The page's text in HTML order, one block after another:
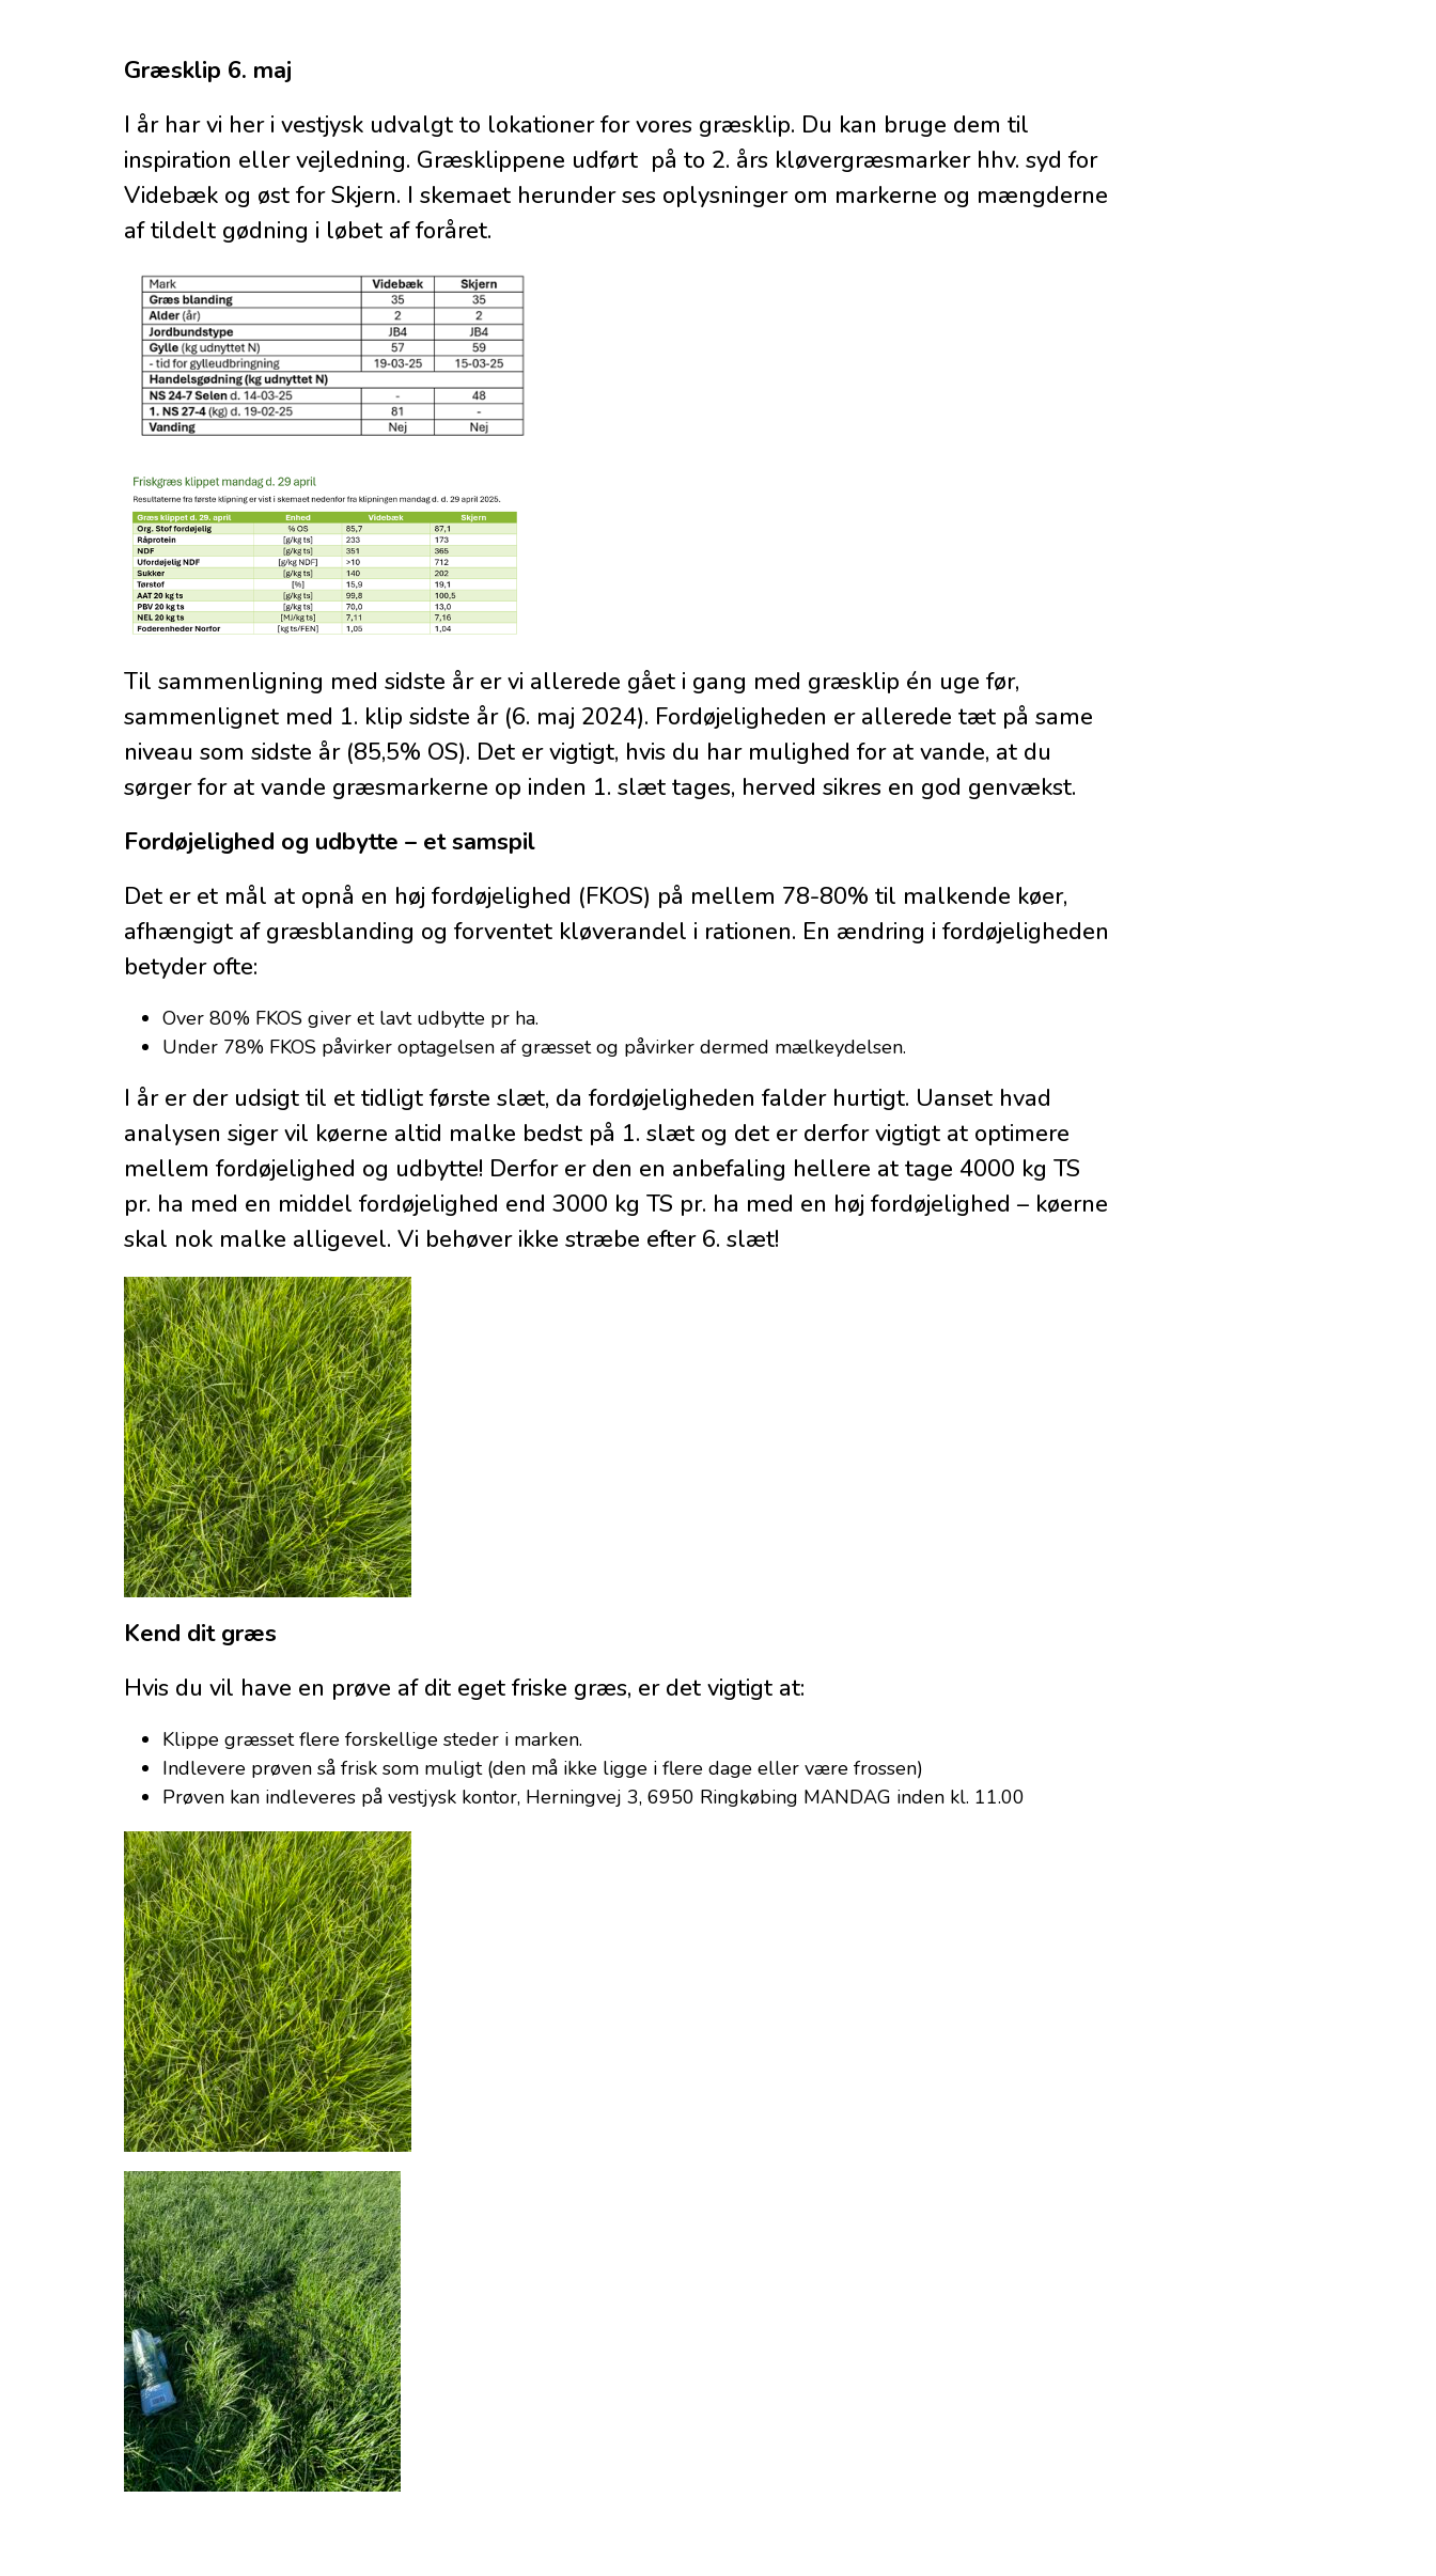
Græsklip 6. maj
I år har vi her i vestjysk udvalgt to lokationer for vores græsklip. Du kan bruge dem til
inspiration eller vejledning. Græsklippene udført på to 2. års kløvergræsmarker hhv. syd for
Videbæk og øst for Skjern. I skemaet herunder ses oplysninger om markerne og mængderne
af tildelt gødning i løbet af foråret.
Til sammenligning med sidste år er vi allerede gået i gang med græsklip én uge før,
sammenlignet med 1. klip sidste år (6. maj 2024). Fordøjeligheden er allerede tæt på same
niveau som sidste år (85,5% OS). Det er vigtigt, hvis du har mulighed for at vande, at du
sørger for at vande græsmarkerne op inden 1. slæt tages, herved sikres en god genvækst.
Fordøjelighed og udbytte – et samspil
Det er et mål at opnå en høj fordøjelighed (FKOS) på mellem 78-80% til malkende køer,
afhængigt af græsblanding og forventet kløverandel i rationen. En ændring i fordøjeligheden
betyder ofte:
Over 80% FKOS giver et lavt udbytte pr ha.
Under 78% FKOS påvirker optagelsen af græsset og påvirker dermed mælkeydelsen.
I år er der udsigt til et tidligt første slæt, da fordøjeligheden falder hurtigt. Uanset hvad
analysen siger vil køerne altid malke bedst på 1. slæt og det er derfor vigtigt at optimere
mellem fordøjelighed og udbytte! Derfor er den en anbefaling hellere at tage 4000 kg TS
pr. ha med en middel fordøjelighed end 3000 kg TS pr. ha med en høj fordøjelighed – køerne
skal nok malke alligevel. Vi behøver ikke stræbe efter 6. slæt!
Kend dit græs
Hvis du vil have en prøve af dit eget friske græs, er det vigtigt at:
Klippe græsset flere forskellige steder i marken.
Indlevere prøven så frisk som muligt (den må ikke ligge i flere dage eller være frossen)
Prøven kan indleveres på vestjysk kontor, Herningvej 3, 6950 Ringkøbing MANDAG inden kl. 11.00